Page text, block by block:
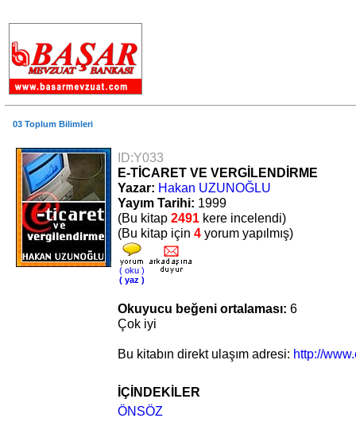
03 Toplum Bilimleri
ID:Y033
E-TİCARET VE VERGİLENDİRME
Yazar: Hakan UZUNOĞLU
Yayım Tarihi: 1999
(Bu kitap 2491 kere incelendi)
(Bu kitap için 4 yorum yapılmış)
( oku )
( yaz )
Okuyucu beğeni ortalaması: 6
Çok iyi
Bu kitabın direkt ulaşım adresi: http://
İÇİNDEKİLER
ÖNSÖZ